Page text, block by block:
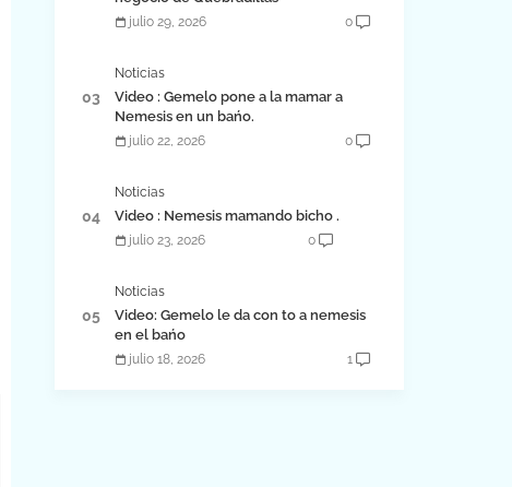
julio 29, 2026 0
Noticias
Video : Gemelo pone a la mamar a
Nemesis en un bańo.
julio 22, 2026 0
Noticias
Video : Nemesis mamando bicho .
julio 23, 2026 0
Noticias
Video: Gemelo le da con to a nemesis
en el bańo
julio 18, 2026 1